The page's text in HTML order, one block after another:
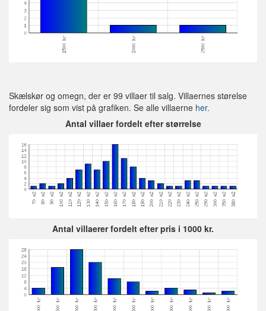
Skælskør og omegn, der er 99 villaer til salg. Villaernes størelse
fordeler sig som vist på grafiken. Se alle villaerne her.
Antal villaer fordelt efter størrelse
Antal villaerer fordelt efter pris i 1000 kr.